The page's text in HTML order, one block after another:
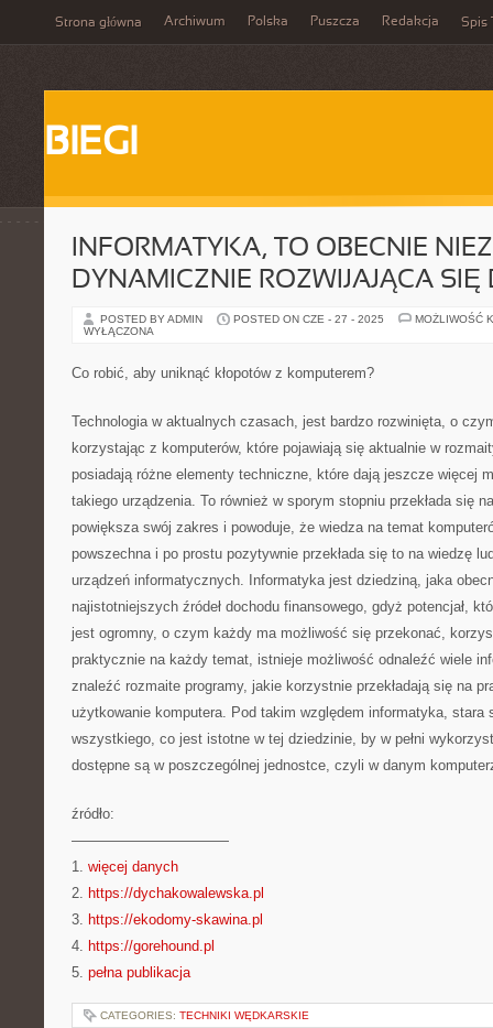
Strona główna Archiwum Polska Puszcza Redakcja Spis
BIEGI
INFORMATYKA, TO OBECNIE
DYNAMICZNIE ROZWIJAJĄCA
POSTED BY ADMIN POSTED ON CZE - 27 - 2025
MOŻLIWOŚĆ
WYŁĄCZONA
Co robić, aby uniknąć kłopotów z komputerem?
Technologia w aktualnych czasach, jest bardzo rozwinięta, o
korzystając z komputerów, które pojawiają się aktualnie w
posiadają różne elementy techniczne, które dają jeszcze więcej
takiego urządzenia. To również w sporym stopniu przekłada się
powiększa swój zakres i powoduje, że wiedza na temat
powszechna i po prostu pozytywnie przekłada się to na wiedzę
urządzeń informatycznych. Informatyka jest dziedziną, jaka
najistotniejszych źródeł dochodu finansowego, gdyż potencjał,
jest ogromny, o czym każdy ma możliwość się przekonać,
praktycznie na każdy temat, istnieje możliwość odnaleźć wiele
znaleźć rozmaite programy, jakie korzystnie przekładają się na
użytkowanie komputera. Pod takim względem informatyka, stara
wszystkiego, co jest istotne w tej dziedzinie, by w pełni
dostępne są w poszczególnej jednostce, czyli w danym
źródło:
———————————
1. więcej danych
2. https://dychakowalewska.pl
3. https://ekodomy-skawina.pl
4. https://gorehound.pl
5. pełna publikacja
CATEGORIES: TECHNIKI WĘDKARSKIE